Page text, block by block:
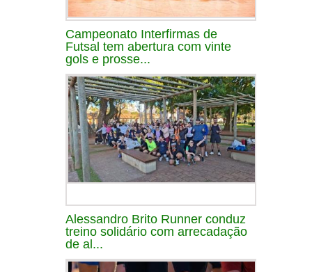
Campeonato Interfirmas de
Futsal tem abertura com vinte
gols e prosse...
Alessandro Brito Runner conduz
treino solidário com arrecadação
de al...